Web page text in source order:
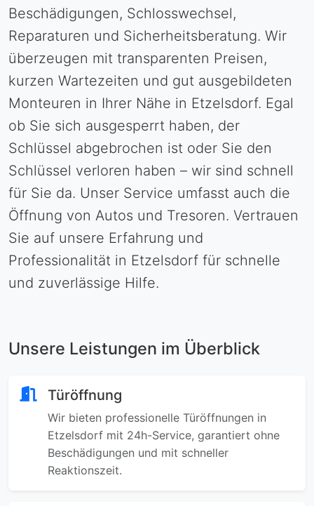
Beschädigungen, Schlosswechsel,
Reparaturen und Sicherheitsberatung. Wir
überzeugen mit transparenten Preisen,
kurzen Wartezeiten und gut ausgebildeten
Monteuren in Ihrer Nähe in Etzelsdorf. Egal
ob Sie sich ausgesperrt haben, der
Schlüssel abgebrochen ist oder Sie den
Schlüssel verloren haben – wir sind schnell
für Sie da. Unser Service umfasst auch die
Öffnung von Autos und Tresoren. Vertrauen
Sie auf unsere Erfahrung und
Professionalität in Etzelsdorf für schnelle
und zuverlässige Hilfe.
Unsere Leistungen im Überblick
Türöffnung
Wir bieten professionelle Türöffnungen in
Etzelsdorf mit 24h-Service, garantiert ohne
Beschädigungen und mit schneller
Reaktionszeit.